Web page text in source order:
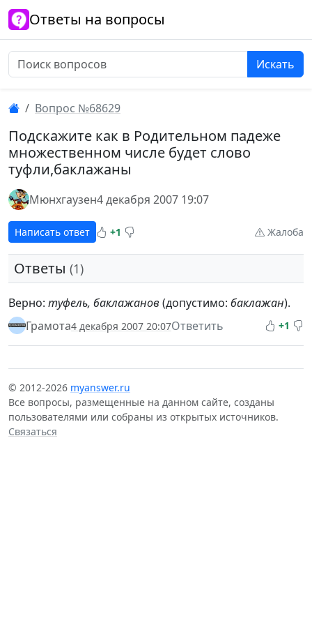
Ответы на вопросы
Искать
Вопрос №68629
Подскажите как в Родительном падеже
множественном числе будет слово
туфли,баклажаны
Мюнхгаузен4 декабря 2007 19:07
Написать ответ +1 Жалоба
Ответы (1)
Верно: туфель, баклажанов(допустимо: баклажан).
Грамота4 декабря 2007 20:07Ответить +1
© 2012-2026 myanswer.ru
Все вопросы, размещенные на данном сайте, созданы
пользователями или собраны из открытых источников.
Связаться